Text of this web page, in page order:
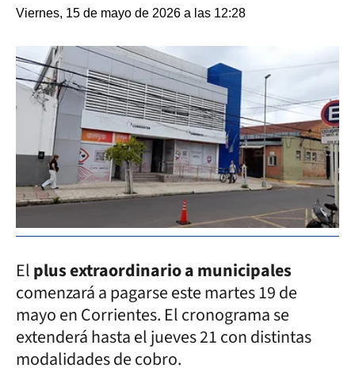
Viernes, 15 de mayo de 2026 a las 12:28
Elplus extraordinario a municipales
comenzará a pagarse este martes 19 de
mayo en Corrientes. El cronograma se
extenderá hasta el jueves 21 con distintas
modalidades de cobro.